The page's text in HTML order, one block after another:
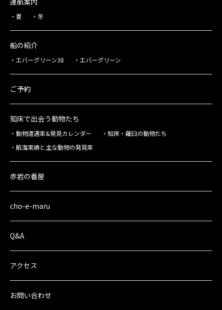
夏 冬
船の紹介
エバーグリーン38 エバーグリーン
ご予約
知床で出会う動物たち
動物遭遇率&発見カレンダー
知床・羅臼の動物たち
航海実績と主な動物の発見率
赤岩の番屋
cho-e-maru
Q&A
アクセス
お問い合わせ